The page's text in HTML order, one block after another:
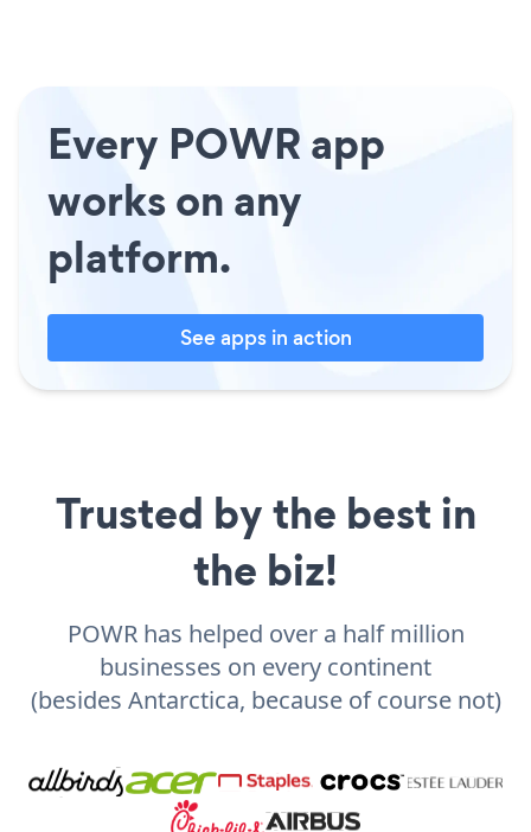
Every POWR app
works on any
platform.
See apps in action
Trusted by the best in
the biz!
POWR has helped over a half million
businesses on every continent
(besides Antarctica, because of course not)